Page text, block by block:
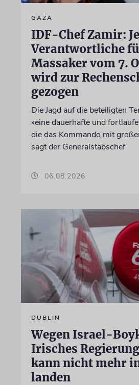
GAZA
IDF-Chef Zamir:
Verantwortliche
Massaker vom 7.
wird zur
gezogen
Die Jagd auf die beteiligten
»eine dauerhafte und
die das Kommando mit
sagt der Generalstabschef
06.08.2026
DUBLIN
Wegen Israel-
Irisches
kann nicht mehr
landen